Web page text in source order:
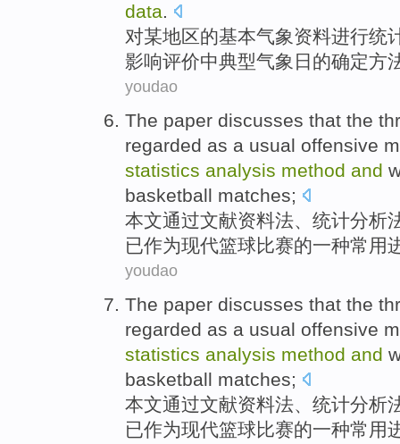
data.
对某地区的基本气象资料进行统
影响评价中典型气象 日 的确定方
youdao
The paper discusses that the
regarded as a usual offensive
statistics analysis method and
basketball matches;
本文通过文献资料法、 统计分析
已作为现代篮球比赛的一种常用
youdao
The paper discusses that the
regarded as a usual offensive
statistics analysis method and
basketball matches;
本文通过文献资料法、 统计分析
已作为现代篮球比赛的一种常用